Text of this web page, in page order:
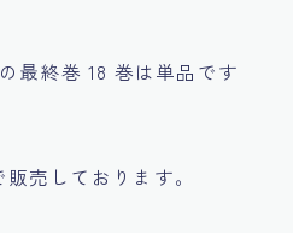
最終巻 18 巻は単品です
売しております。